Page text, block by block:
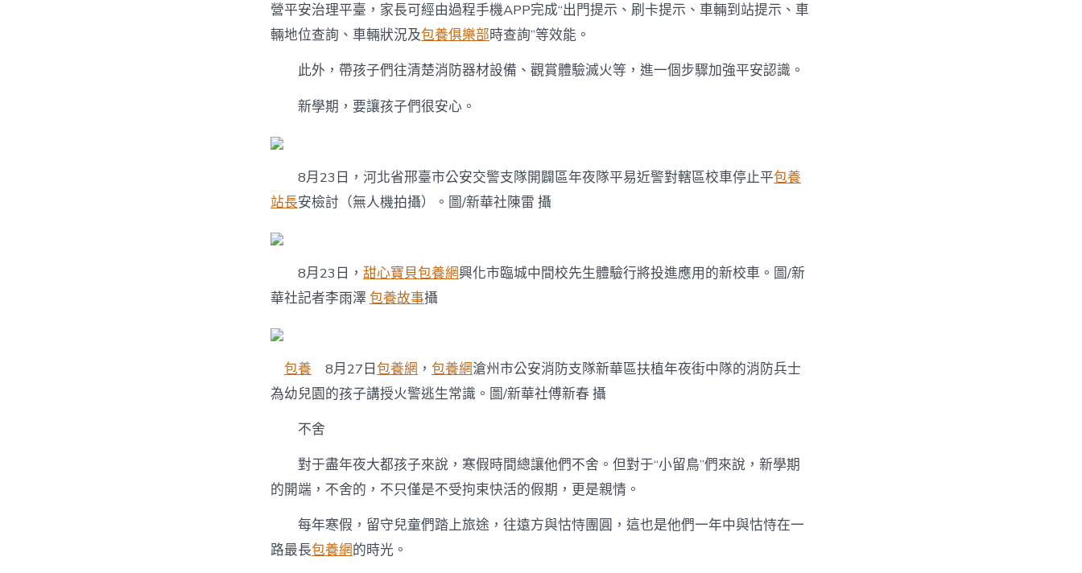
營平安治理平臺，家長可經由過程手機APP完成“出門提示、刷卡提示、車輛到站提示、車
輛地位查詢、車輛狀況及包養俱樂部時查詢”等效能。
此外，帶孩子們往清楚消防器材設備、觀賞體驗滅火等，進一個步驟加強平安認識。
新學期，要讓孩子們很安心。
8月23日，河北省邢臺市公安交警支隊開闢區年夜隊平易近警對轄區校車停止平包養
站長安檢討（無人機拍攝）。圖/新華社陳雷 攝
8月23日， 甜心寶貝包養網興化市臨城中間校先生體驗行將投進應用的新校車。圖/新
華社記者李雨澤 包養故事攝
包養 8月27日包養網 ， 包養網滄州市公安消防支隊新華區扶植年夜街中隊的消防兵士
為幼兒園的孩子講授火警逃生常識。圖/新華社傅新春 攝
不舍
對于盡年夜大都孩子來說，寒假時間總讓他們不舍。但對于“小留鳥”們來說，新學期
的開端，不舍的，不只僅是不受拘束快活的假期，更是親情。
每年寒假，留守兒童們踏上旅途，往遠方與怙恃團圓，這也是他們一年中與怙恃在一
路最長包養網的時光。